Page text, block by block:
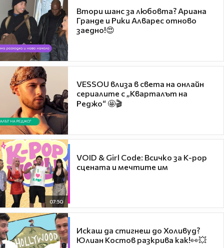
Втори шанс за любовта? Ариана
Гранде и Рики Алварес отново
заедно!😍
VESSOU влиза в света на онлайн
сериалите с „Кварталът на
Реджо“ 🤩🎬
07:50
VOID & Girl Code: Всичко за K-pop
сцената и мечтите им
Искаш да стигнеш до Холивуд?
Юлиан Костов разкрива как!👀💥